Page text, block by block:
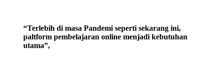
“Terlebih di masa Pandemi seperti sekarang ini,
paltform pembelajaran online menjadi kebutuhan
utama”,